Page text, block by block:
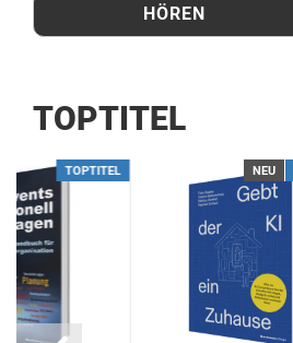
HÖREN
TOPTITEL
TOPTITEL NEU